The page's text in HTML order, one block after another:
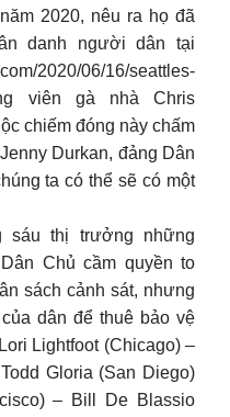
2020, nêu ra họ đã
danh người dân tại
2020/06/16/seattles-
viên gà nhà Chris
chiếm đóng này chấm
Durkan, đảng Dân
ta có thể sẽ có một
sáu thị trưởng những
Chủ cầm quyền to
sách cảnh sát, nhưng
dân để thuê bảo vệ
Lightfoot (Chicago) –
Gloria (San Diego)
– Bill De Blassio